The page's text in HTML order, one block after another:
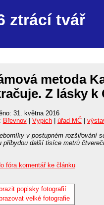
ztrácí tvář
metoda
Z lásky k
31. května 2016
Břevnov| Vypich| úřad MČ|
v postupném rozšiřování
přibydou další tisíce metrů
fóra komentář ke článku
popisky fotografií
velké fotografie